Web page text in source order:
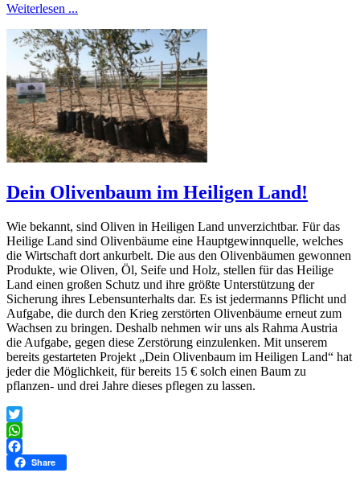
Weiterlesen ...
Dein Olivenbaum im Heiligen Land!
Wie bekannt, sind Oliven in Heiligen Land unverzichtbar. Für das
Heilige Land sind Olivenbäume eine Hauptgewinnquelle, welches
die Wirtschaft dort ankurbelt. Die aus den Olivenbäumen gewonnen
Produkte, wie Oliven, Öl, Seife und Holz, stellen für das Heilige
Land einen großen Schutz und ihre größte Unterstützung der
Sicherung ihres Lebensunterhalts dar. Es ist jedermanns Pflicht und
Aufgabe, die durch den Krieg zerstörten Olivenbäume erneut zum
Wachsen zu bringen. Deshalb nehmen wir uns als Rahma Austria
die Aufgabe, gegen diese Zerstörung einzulenken. Mit unserem
bereits gestarteten Projekt „Dein Olivenbaum im Heiligen Land“ hat
jeder die Möglichkeit, für bereits 15 € solch einen Baum zu
pflanzen- und drei Jahre dieses pflegen zu lassen.
Twitter
WhatsApp
Facebook
Share